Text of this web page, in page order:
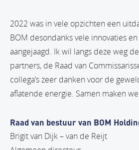
2022 was in vele opzichten een
BOM desondanks vele innovaties
aangejaagd. Ik wil langs deze weg
partners, de Raad van
collega’s zeer danken voor de
aflatende energie. Samen maken
Raad van bestuur van BOM
Brigit van Dijk – van de Reijt